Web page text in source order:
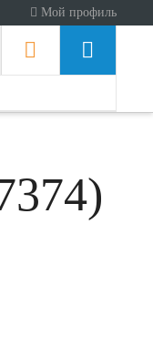
Мой профиль